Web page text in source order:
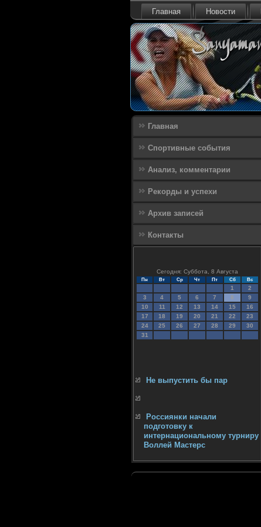
Главная Новости
Главная
Спортивные события
Анализ, комментарии
Рекорды и успехи
Архив записей
Контакты
Сегодня: Суббота, 8 Августа
Пн Вт Ср Чт Пт Сб Вс
1
2
3
4 5 6 7 8
9
10
11 12 13 14 15
16
17
18 19 20 21 22
23
24
25 26 27 28 29
30
31
Не выпустить бы пар
Россиянки начали
подготовку к
интернациональному турниру
Воллей Мастерс